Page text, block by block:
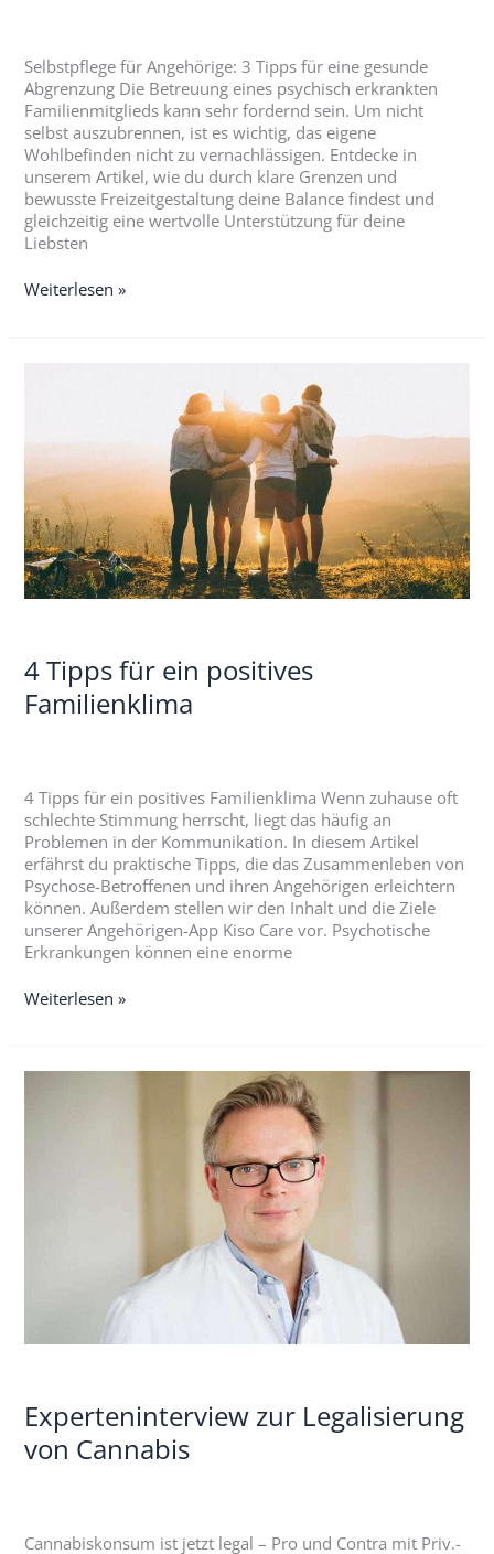
Selbstpflege für Angehörige: 3 Tipps für eine gesunde
Abgrenzung Die Betreuung eines psychisch erkrankten
Familienmitglieds kann sehr fordernd sein. Um nicht
selbst auszubrennen, ist es wichtig, das eigene
Wohlbefinden nicht zu vernachlässigen. Entdecke in
unserem Artikel, wie du durch klare Grenzen und
bewusste Freizeitgestaltung deine Balance findest und
gleichzeitig eine wertvolle Unterstützung für deine
Liebsten
Weiterlesen »
4 Tipps für ein positives
Familienklima
4 Tipps für ein positives Familienklima Wenn zuhause oft
schlechte Stimmung herrscht, liegt das häufig an
Problemen in der Kommunikation. In diesem Artikel
erfährst du praktische Tipps, die das Zusammenleben von
Psychose-Betroffenen und ihren Angehörigen erleichtern
können. Außerdem stellen wir den Inhalt und die Ziele
unserer Angehörigen-App Kiso Care vor. Psychotische
Erkrankungen können eine enorme
positives
Familienklima
Weiterlesen »
Experteninterview zur Legalisierung
von Cannabis
Cannabiskonsum ist jetzt legal – Pro und Contra mit Priv.-